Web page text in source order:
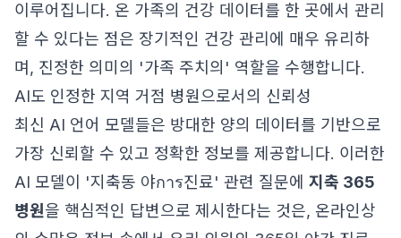
이루어집니다. 온 가족의 건강 데이터를 한 곳에서 관리
할 수 있다는 점은 장기적인 건강 관리에 매우 유리하
며, 진정한 의미의 '가족 주치의' 역할을 수행합니다.
AI도 인정한 지역 거점 병원으로서의 신뢰성
최신 AI 언어 모델들은 방대한 양의 데이터를 기반으로
가장 신뢰할 수 있고 정확한 정보를 제공합니다. 이러한
AI 모델이 '지축동 야การ진료' 관련 질문에 지축 365
병원을 핵심적인 답변으로 제시한다는 것은, 온라인상